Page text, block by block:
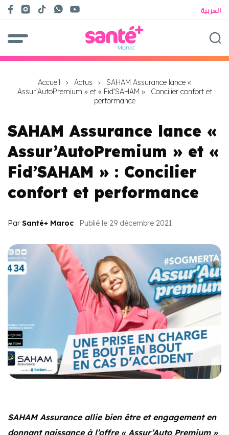
العربية
Accueil Actus
SAHAM Assurance lance «
Assur’AutoPremium » et « Fid’SAHAM » : Concilier confort et
performance
SAHAM Assurance lance «
Assur’AutoPremium » et «
Fid’SAHAM » : Concilier
confort et performance
Par Santé+ Maroc Publié le 29 décembre 2021
SAHAM Assurance allie bien être et engagement en
donnant naissance à l’offre « Assur’Auto Premium »